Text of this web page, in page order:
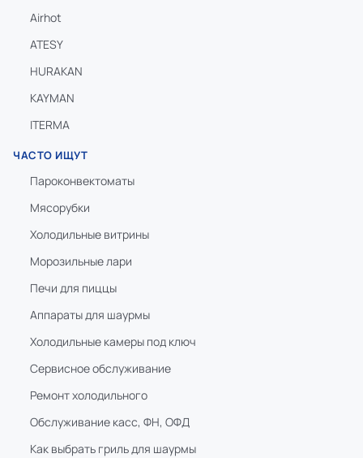
Airhot
ATESY
HURAKAN
KAYMAN
ITERMA
ЧАСТО ИЩУТ
Пароконвектоматы
Мясорубки
Холодильные витрины
Морозильные лари
Печи для пиццы
Аппараты для шаурмы
Холодильные камеры под ключ
Сервисное обслуживание
Ремонт холодильного
Обслуживание касс, ФН, ОФД
Как выбрать гриль для шаурмы